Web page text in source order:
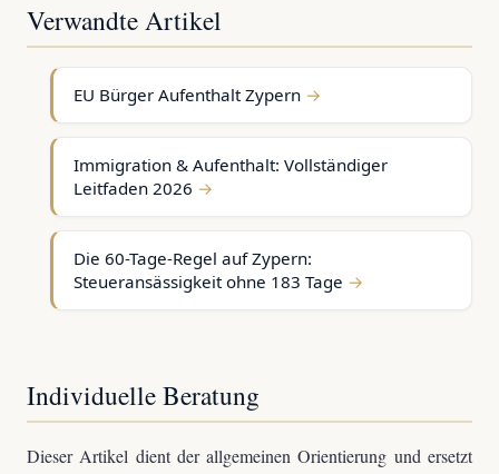
Verwandte Artikel
EU Bürger Aufenthalt Zypern
Immigration & Aufenthalt: Vollständiger
Leitfaden 2026
Die 60-Tage-Regel auf Zypern:
Steueransässigkeit ohne 183 Tage
Individuelle Beratung
Dieser Artikel dient der allgemeinen Orientierung und ersetzt